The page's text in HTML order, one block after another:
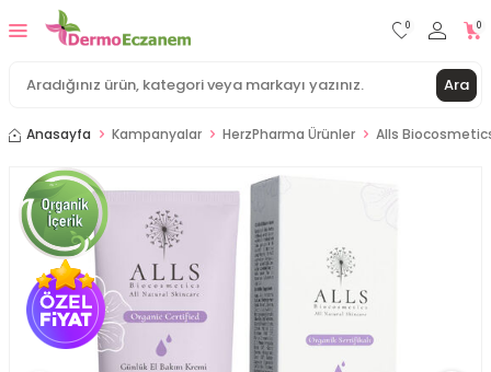
Ara
0 0
Anasayfa Kampanyalar HerzPharma Ürünler Alls